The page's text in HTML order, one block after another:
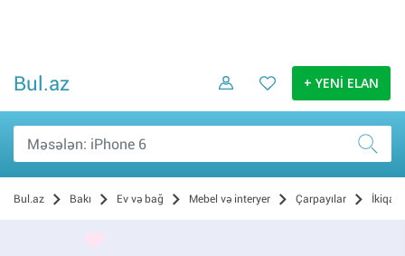
Bul.az + YENİ ELAN
Bul.az Bakı Ev və bağ Mebel və interyer Çarpayılar İkiqat